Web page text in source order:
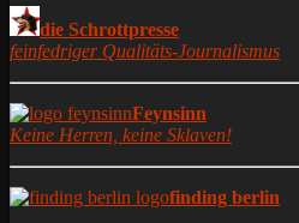
die Schrottpresse
feinfedriger Qualitäts-Journalismus
Feynsinn
Keine Herren, keine Sklaven!
finding berlin